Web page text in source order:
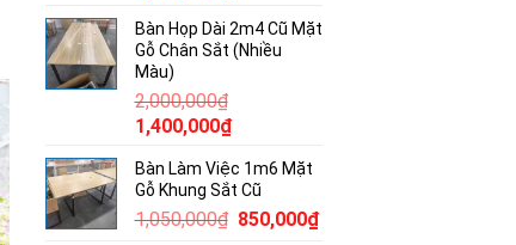
là:
2,115,000₫.
tại
là:
Bàn Họp Dài 2m4 Cũ Mặt
Gỗ Chân Sắt (Nhiều
Màu)
2,000,000₫
Giá
là:
2,000,000₫.
1,400,000₫Giá
tại
là:
1,400,000₫.
Bàn Làm Việc 1m6 Mặt
Gỗ Khung Sắt Cũ
1,050,000₫ Giá
850,000₫Giá